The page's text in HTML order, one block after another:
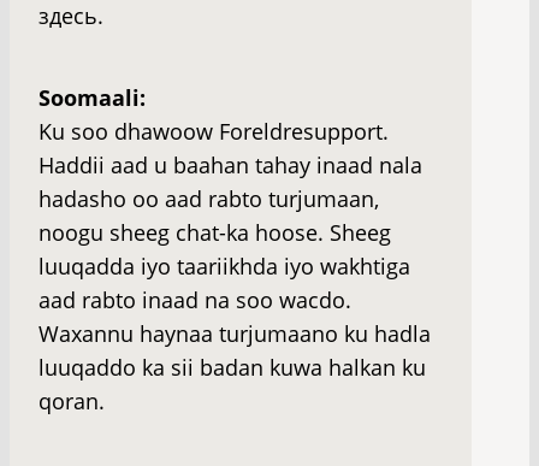
здесь.
Soomaali:
Ku soo dhawoow Foreldresupport.
Haddii aad u baahan tahay inaad nala
hadasho oo aad rabto turjumaan,
noogu sheeg chat-ka hoose. Sheeg
luuqadda iyo taariikhda iyo wakhtiga
aad rabto inaad na soo wacdo.
Waxannu haynaa turjumaano ku hadla
luuqaddo ka sii badan kuwa halkan ku
qoran.